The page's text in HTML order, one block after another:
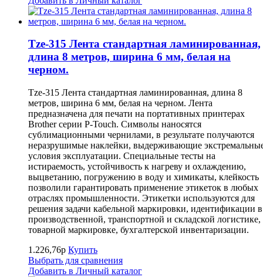
Tze-315 Лента стандартная ламинированная,
длина 8 метров, ширина 6 мм, белая на
черном.
Tze-315 Лента стандартная ламинированная, длина 8
метров, ширина 6 мм, белая на черном. Лента
предназначена для печати на портативных принтерах
Brother серии P-Touch. Символы наносятся
сублимационными чернилами, в результате получаются
неразрушимые наклейки, выдерживающие
условия эксплуатации. Специальные тесты на
истираемость, устойчивость к нагреву и охлаждению,
выцветанию, погружению в воду и химикаты, клейкость
позволили гарантировать применение этикеток в любых
отраслях промышленности. Этикетки используются для
решения задачи кабельной маркировки, идентификации в
производственной, транспортной и складской логистике,
товарной маркировке, бухгалтерской инвентаризации.
1.226,76р Купить
Выбрать для сравнения
Добавить в Личный каталог